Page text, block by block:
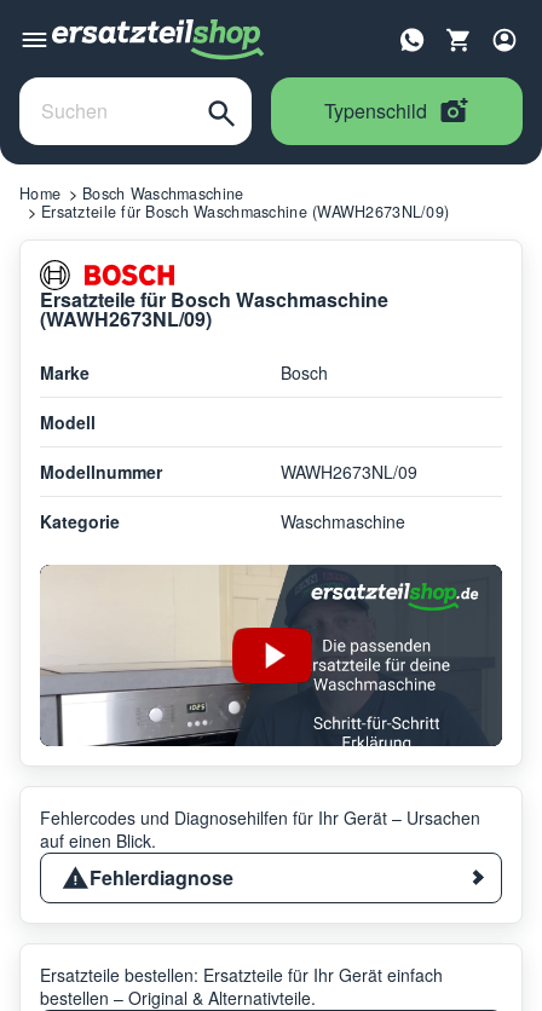
Typenschild
Home
Bosch Waschmaschine
Ersatzteile für Bosch Waschmaschine (WAWH2673NL/09)
Ersatzteile für Bosch Waschmaschine
(WAWH2673NL/09)
Marke Bosch
Modell
Modellnummer WAWH2673NL/09
Kategorie Waschmaschine
Fehlercodes und Diagnosehilfen für Ihr Gerät – Ursachen
auf einen Blick.
Fehlerdiagnose
Ersatzteile bestellen: Ersatzteile für Ihr Gerät einfach
bestellen – Original & Alternativteile.